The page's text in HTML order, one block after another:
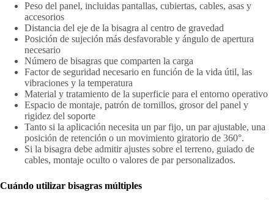
Peso del panel, incluidas pantallas, cubiertas, cables, asas y
accesorios
Distancia del eje de la bisagra al centro de gravedad
Posición de sujeción más desfavorable y ángulo de apertura
necesario
Número de bisagras que comparten la carga
Factor de seguridad necesario en función de la vida útil, las
vibraciones y la temperatura
Material y tratamiento de la superficie para el entorno operativo
Espacio de montaje, patrón de tornillos, grosor del panel y
rigidez del soporte
Tanto si la aplicación necesita un par fijo, un par ajustable, una
posición de retención o un movimiento giratorio de 360°.
Si la bisagra debe admitir ajustes sobre el terreno, guiado de
cables, montaje oculto o valores de par personalizados.
Cuándo utilizar bisagras múltiples